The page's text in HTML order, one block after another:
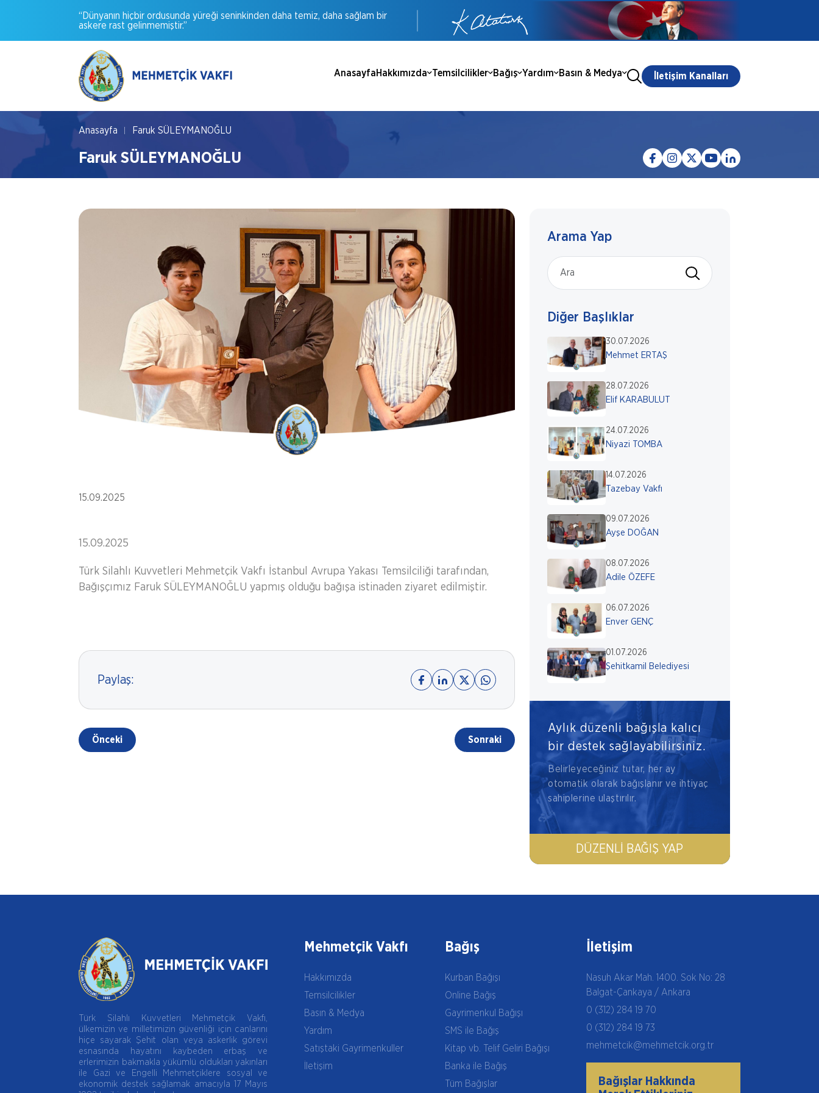
“Dünyanın hiçbir ordusunda yüreği seninkinden daha temiz, daha sağlam bir
askere rast gelinmemiştir.”
AnasayfaHakkımızda Temsilcilikler Bağış Yardım Basın & Medya İletişim Kanalları
Anasayfa Faruk SÜLEYMANOĞLU
Faruk SÜLEYMANOĞLU
15.09.2025
15.09.2025
Türk Silahlı Kuvvetleri Mehmetçik Vakfı İstanbul Avrupa Yakası Temsilciliği tarafından,
Bağışçımız Faruk SÜLEYMANOĞLU yapmış olduğu bağışa istinaden ziyaret edilmiştir.
Paylaş:
Önceki Sonraki
Arama Yap
Diğer Başlıklar
30.07.2026
Mehmet ERTAŞ
28.07.2026
Elif KARABULUT
24.07.2026
Niyazi TOMBA
14.07.2026
Tazebay Vakfı
09.07.2026
Ayşe DOĞAN
08.07.2026
Adile ÖZEFE
06.07.2026
Enver GENÇ
01.07.2026
Şehitkamil Belediyesi
Aylık düzenli bağışla kalıcı
bir destek sağlayabilirsiniz.
Belirleyeceğiniz tutar, her ay
otomatik olarak bağışlanır ve ihtiyaç
sahiplerine ulaştırılır.
DÜZENLI BAĞIŞ YAP
Türk Silahlı Kuvvetleri Mehmetçik Vakfı,
ülkemizin ve milletimizin güvenliği için canlarını
hiçe sayarak Şehit olan veya askerlik görevi
esnasında hayatını kaybeden erbaş ve
erlerimizin bakmakla yükümlü oldukları yakınları
ile Gazi ve Engelli Mehmetçiklere sosyal ve
ekonomik destek sağlamak amacıyla 17 Mayıs
Mehmetçik Vakfı
Hakkımızda
Temsilcilikler
Basın & Medya
Yardım
Satıştaki Gayrimenkuller
İletişim
Bağış
Kurban Bağışı
Online Bağış
Gayrimenkul Bağışı
SMS ile Bağış
Kitap vb. Telif Geliri Bağışı
Banka ile Bağış
Tüm Bağışlar
İletişim
Nasuh Akar Mah. 1400. Sok No: 28
Balgat-Çankaya / Ankara
0 (312) 284 19 70
0 (312) 284 19 73
mehmetcik@mehmetcik.org.tr
Bağışlar Hakkında